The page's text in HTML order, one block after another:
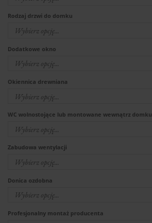
Rodzaj drzwi do domku
Dodatkowe okno
Okiennica drewniana
WC wolnostojące lub montowane wewnątrz domku
Zabudowa wentylacji
Donica ozdobna
Profesjonalny montaż producenta